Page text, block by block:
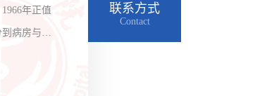
年正值
病房与外
后，手术
联系方式
Contact